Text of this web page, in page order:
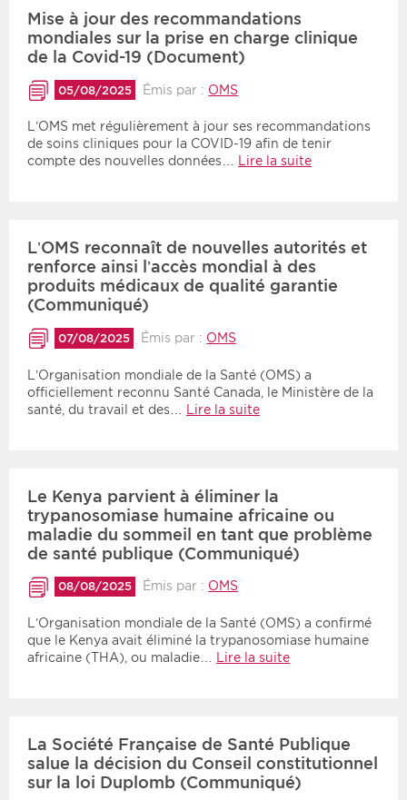
Mise à jour des recommandations
mondiales sur la prise en charge clinique
de la Covid-19 (Document)
05/08/2025 Émis par : OMS
L’OMS met régulièrement à jour ses recommandations
de soins cliniques pour la COVID-19 afin de tenir
compte des nouvelles données… Lire la suite
L’OMS reconnaît de nouvelles autorités et
renforce ainsi l’accès mondial à des
produits médicaux de qualité garantie
(Communiqué)
07/08/2025 Émis par : OMS
L’Organisation mondiale de la Santé (OMS) a
officiellement reconnu Santé Canada, le Ministère de la
santé, du travail et des…
Lire la suite
Le Kenya parvient à éliminer la
trypanosomiase humaine africaine ou
maladie du sommeil en tant que problème
de santé publique (Communiqué)
08/08/2025 Émis par : OMS
L’Organisation mondiale de la Santé (OMS) a confirmé
que le Kenya avait éliminé la trypanosomiase humaine
africaine (THA), ou maladie…
Lire la suite
La Société Française de Santé Publique
salue la décision du Conseil constitutionnel
sur la loi Duplomb (Communiqué)